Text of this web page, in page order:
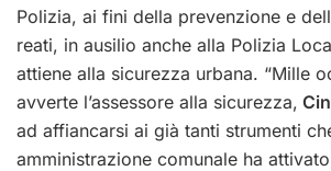
Polizia, ai fini della prevenzione e
reati, in ausilio anche alla Polizia
attiene alla sicurezza urbana. “Mille
avverte l’assessore alla sicurezza,
ad affiancarsi ai già tanti strumenti
amministrazione comunale ha